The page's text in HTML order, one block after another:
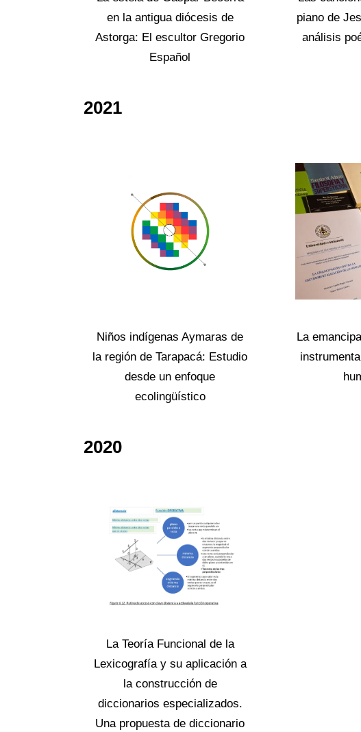
en la antigua diócesis de
Astorga: El escultor Gregorio
Español
piano de
análisis
2021
Niños indígenas Aymaras de
la región de Tarapacá: Estudio
desde un enfoque
ecolingüístico
La
2020
La Teoría Funcional de la
Lexicografía y su aplicación a
la construcción de
diccionarios especializados.
Una propuesta de diccionario